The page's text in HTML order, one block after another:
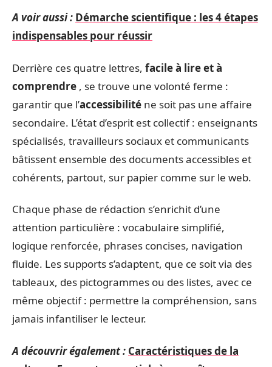
A voir aussi : Démarche scientifique : les 4 étapes
indispensables pour réussir
Derrière ces quatre lettres, facile à lire et à
comprendre , se trouve une volonté ferme :
garantir que l’accessibilité ne soit pas une affaire
secondaire. L’état d’esprit est collectif : enseignants
spécialisés, travailleurs sociaux et communicants
bâtissent ensemble des documents accessibles et
cohérents, partout, sur papier comme sur le web.
Chaque phase de rédaction s’enrichit d’une
attention particulière : vocabulaire simplifié,
logique renforcée, phrases concises, navigation
fluide. Les supports s’adaptent, que ce soit via des
tableaux, des pictogrammes ou des listes, avec ce
même objectif : permettre la compréhension, sans
jamais infantiliser le lecteur.
A découvrir également : Caractéristiques de la